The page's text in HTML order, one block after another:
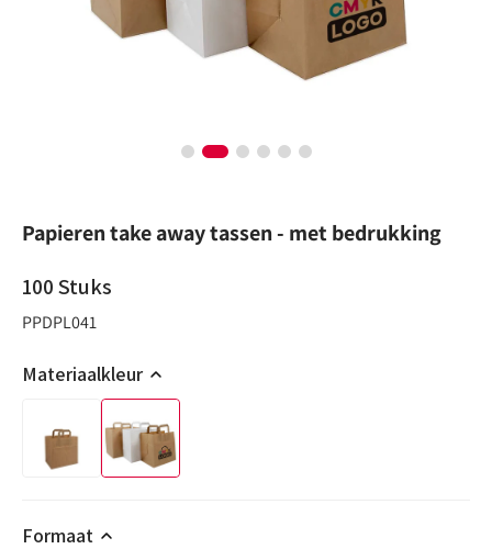
galerijweergave
Papieren take away tassen - met bedrukking
100Stuks
PPDPL041
Materiaalkleur
Formaat